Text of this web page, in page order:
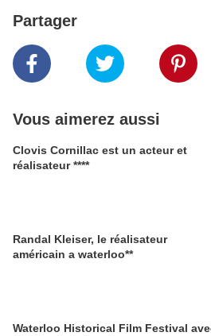
Partager
Vous aimerez aussi
Clovis Cornillac est un acteur et
réalisateur ****
Randal Kleiser, le réalisateur
américain a waterloo**
Waterloo Historical Film Festival